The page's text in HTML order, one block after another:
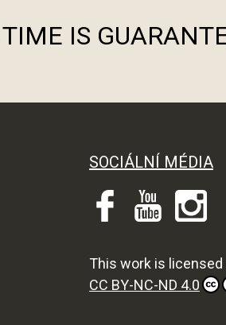
IS
SOCIÁLNÍ MÉDIA
This work is licensed
CC BY-NC-ND 4.0